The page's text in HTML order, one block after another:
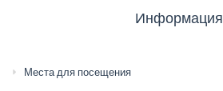
Информация
Места для посещения